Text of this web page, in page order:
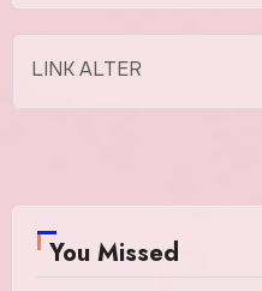
LINK ALTER
You Missed